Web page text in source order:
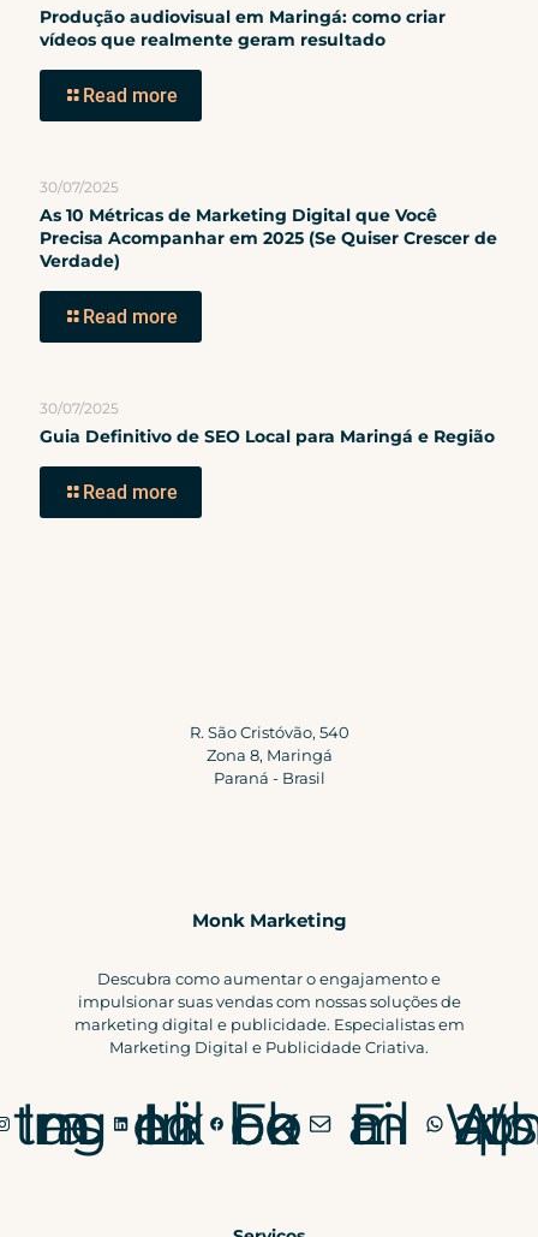
Produção audiovisual em Maringá: como criar
vídeos que realmente geram resultado
Read more
30/07/2025
As 10 Métricas de Marketing Digital que Você
Precisa Acompanhar em 2025 (Se Quiser Crescer de
Verdade)
Read more
30/07/2025
Guia Definitivo de SEO Local para Maringá e Região
Read more
R. São Cristóvão, 540
Zona 8, Maringá
Paraná - Brasil
Monk Marketing
Descubra como aumentar o engajamento e
impulsionar suas vendas com nossas soluções de
marketing digital e publicidade. Especialistas em
Marketing Digital e Publicidade Criativa.
Instagram LinkedIn Facebook E-mail WhatsApp